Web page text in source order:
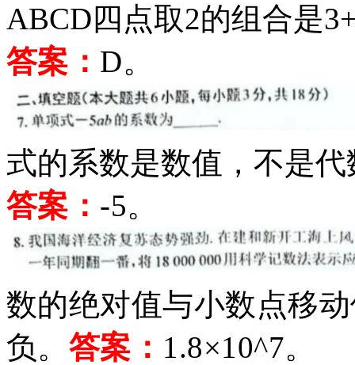
ABCD四点取2的组合是
答案： D。
式的系数是数值，不是
答案： -5。
数的绝对值与小数点移
负。 答案： 1.8×10^7。